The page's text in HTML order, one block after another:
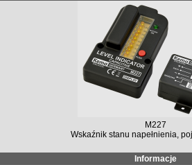
M227
Wskaźnik stanu napełnienia,
Informacje